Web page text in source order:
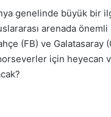
genelinde büyük bir
arenada önemli
(FB) ve Galatasaray
için heyecan